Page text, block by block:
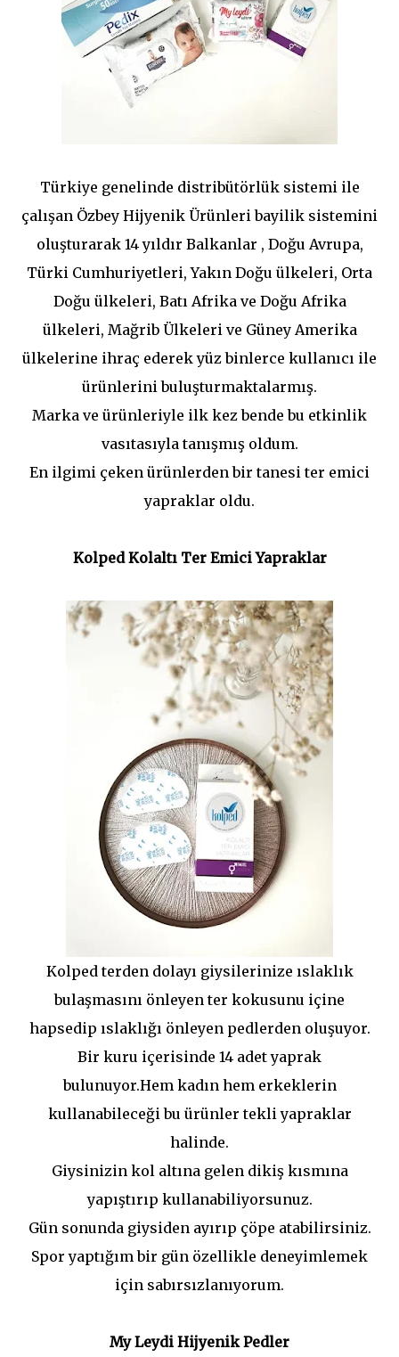
Türkiye genelinde distribütörlük sistemi ile
çalışan Özbey Hijyenik Ürünleri bayilik sistemini
oluşturarak 14 yıldır Balkanlar , Doğu Avrupa,
Türki Cumhuriyetleri, Yakın Doğu ülkeleri, Orta
Doğu ülkeleri, Batı Afrika ve Doğu Afrika
ülkeleri, Mağrib Ülkeleri ve Güney Amerika
ülkelerine ihraç ederek yüz binlerce kullanıcı ile
ürünlerini buluşturmaktalarmış.
Marka ve ürünleriyle ilk kez bende bu etkinlik
vasıtasıyla tanışmış oldum.
En ilgimi çeken ürünlerden bir tanesi ter emici
yapraklar oldu.
Kolped Kolaltı Ter Emici Yapraklar
Kolped terden dolayı giysilerinize ıslaklık
bulaşmasını önleyen ter kokusunu içine
hapsedip ıslaklığı önleyen pedlerden oluşuyor.
Bir kuru içerisinde 14 adet yaprak
bulunuyor.Hem kadın hem erkeklerin
kullanabileceği bu ürünler tekli yapraklar
halinde.
Giysinizin kol altına gelen dikiş kısmına
yapıştırıp kullanabiliyorsunuz.
Gün sonunda giysiden ayırıp çöpe atabilirsiniz.
Spor yaptığım bir gün özellikle deneyimlemek
için sabırsızlanıyorum.
My Leydi Hijyenik Pedler